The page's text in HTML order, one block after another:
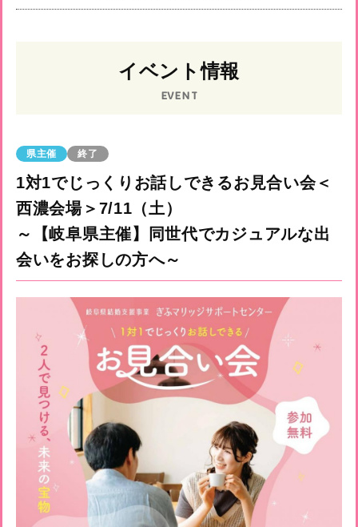
イベント情報
EVENT
県主催 終了
1対1でじっくりお話しできるお見合い会＜
西濃会場＞7/11（土）
～【岐阜県主催】同世代でカジュアルな出
会いをお探しの方へ～